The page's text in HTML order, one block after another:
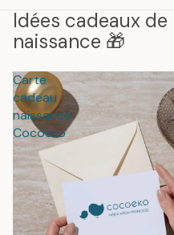
Idées cadeaux de
naissance 🎁
Carte
cadeau
naissance
Cocoeko